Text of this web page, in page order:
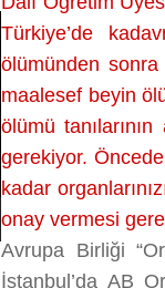
Türkiye’de
ölümünden sonra
maalesef beyin
ölümü
gerekiyor.
kadar
onay vermesi
Avrupa Birliği
İstanbul’da AB